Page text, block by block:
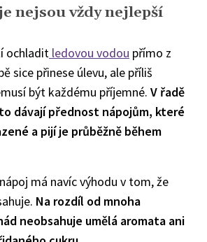
nejsou vždy nejlepší
ochladit ledovou vodou přímo z
sice přinese úlevu, ale příliš
být každému příjemné. V řadě
dávají přednost nápojům, které
a pijí je průběžně během
má navíc výhodu v tom, že
Na rozdíl od mnoha
neobsahuje umělá aromata ani